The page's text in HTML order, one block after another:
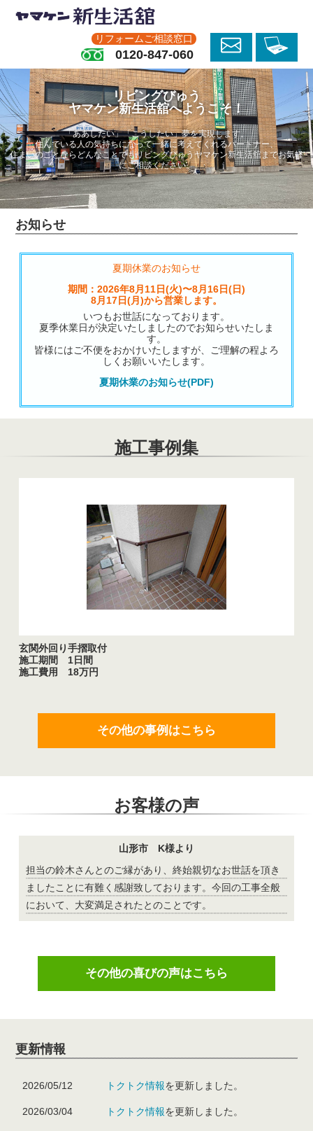
リフォームご相談窓口
0120-847-060
リビングびゅう
ヤマケン新生活舘へようこそ！
「ああしたい」「こうしたい」夢を実現します。
住んでいる人の気持ちになって一緒に考えてくれるパートナー、
住まいのことならどんなことでもリビングびゅうヤマケン新生活舘までお気軽
にご相談ください。
お知らせ
夏期休業のお知らせ
期間：2026年8月11日(火)〜8月16日(日)
8月17日(月)から営業します。
いつもお世話になっております。
夏季休業日が決定いたしましたのでお知らせいたしま
す。
皆様にはご不便をおかけいたしますが、ご理解の程よろ
しくお願いいたします。
夏期休業のお知らせ(PDF)
施工事例集
玄関外回り手摺取付
施工期間 1日間
施工費用 18万円
その他の事例はこちら
お客様の声
山形市 K様より
担当の鈴木さんとのご縁があり、終始親切なお世話を頂き
ましたことに有難く感謝致しております。今回の工事全般
において、大変満足されたとのことです。
その他の喜びの声はこちら
更新情報
2026/05/12 トクトク情報を更新しました。
2026/03/04 トクトク情報を更新しました。